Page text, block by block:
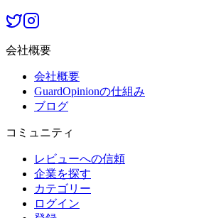
会社概要
会社概要
GuardOpinionの仕組み
ブログ
コミュニティ
レビューへの信頼
企業を探す
カテゴリー
ログイン